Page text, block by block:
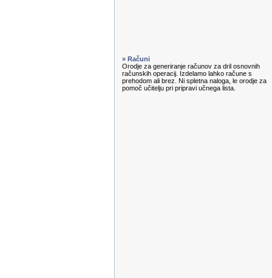
» Računi
Orodje za generiranje računov za dril osnovnih
računskih operacij. Izdelamo lahko račune s
prehodom ali brez. Ni spletna naloga, le orodje za
pomoč učitelju pri pripravi učnega lista.